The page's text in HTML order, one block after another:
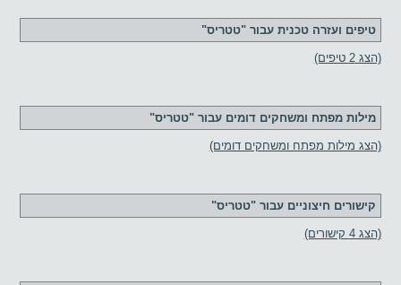
טיפים ועזרה טכנית עבור "טטריס"
(הצג 2 טיפים)
מילות מפתח ומשחקים דומים עבור "טטריס"
(הצג מילות מפתח ומשחקים דומים)
קישורים חיצוניים עבור "טטריס"
(הצג 4 קישורים)